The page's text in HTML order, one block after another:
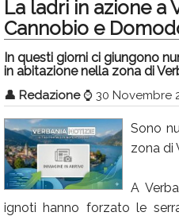
Politica
Sport
Info Utili
Rubriche
Calendario
Annunci
La ladri in azione a
Cannobio e
In questi giorni ci giungono
in abitazione nella zona di
👤 Redazione ⌚ 30 Novembre
Sono
zona di
A
ignoti hanno forzato le